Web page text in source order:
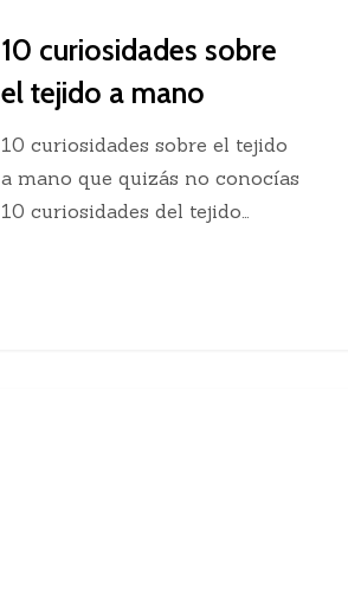
10 curiosidades sobre
el tejido a mano
10 curiosidades sobre el tejido
a mano que quizás no conocías
10 curiosidades del tejido…